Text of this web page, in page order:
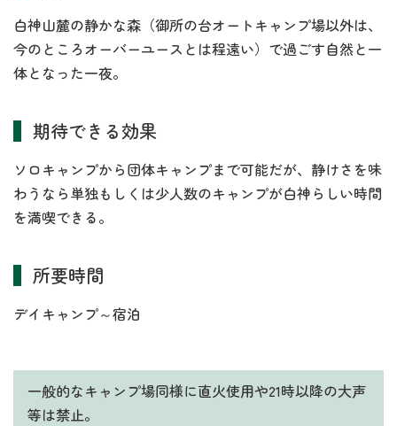
白神山麓の静かな森（御所の台オートキャンプ場以外は、
今のところオーバーユースとは程遠い）で過ごす自然と一
体となった一夜。
期待できる効果
ソロキャンプから団体キャンプまで可能だが、静けさを味
わうなら単独もしくは少人数のキャンプが白神らしい時間
を満喫できる。
所要時間
デイキャンプ～宿泊
一般的なキャンプ場同様に直火使用や21時以降の大声
等は禁止。